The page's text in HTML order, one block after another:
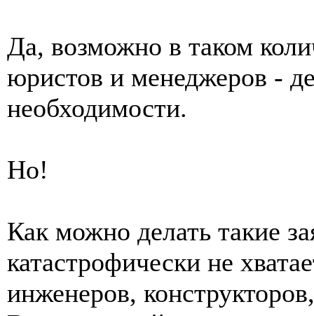
Да, возможно в таком
юристов и менеджеров -
необходимости.
Но!
Как можно делать такие
катастрофически не
инженеров,